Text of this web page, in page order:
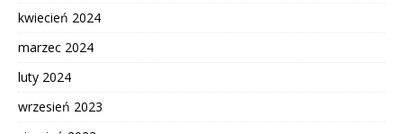
kwiecień 2024
marzec 2024
luty 2024
wrzesień 2023